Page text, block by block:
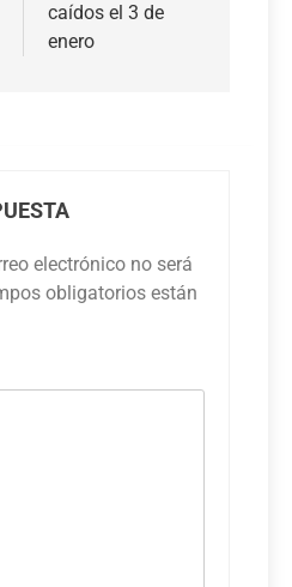
caídos el 3 de
enero
electrónico no será
obligatorios están